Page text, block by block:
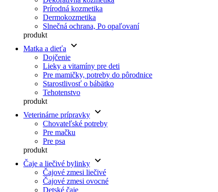
Prírodná kozmetika
Dermokozmetika
Slnečná ochrana, Po opaľovaní
produkt
Matka a dieťa
keyboard_arrow_down
Dojčenie
Lieky a vitamíny pre deti
Pre mamičky, potreby do pôrodnice
Starostlivosť o bábätko
Tehotenstvo
produkt
Veterinárne prípravky keyboard_arrow_down
Chovateľské potreby
Pre mačku
Pre psa
produkt
Čaje a liečivé bylinky keyboard_arrow_down
Čajové zmesi liečivé
Čajové zmesi ovocné
Detské čaje